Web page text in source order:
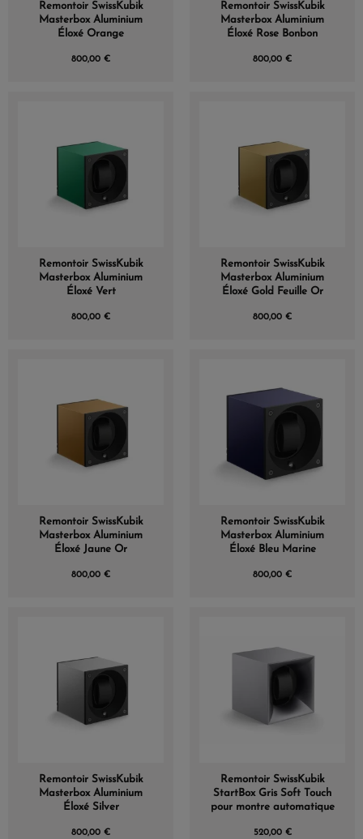
Remontoir SwissKubik
Masterbox Aluminium
Éloxé Orange
800,00 €
Remontoir SwissKubik
Masterbox Aluminium
Éloxé Rose Bonbon
800,00 €
Remontoir SwissKubik
Masterbox Aluminium
Éloxé Vert
800,00 €
Remontoir SwissKubik
Masterbox Aluminium
Éloxé Gold Feuille Or
800,00 €
Remontoir SwissKubik
Masterbox Aluminium
Éloxé Jaune Or
800,00 €
Remontoir SwissKubik
Masterbox Aluminium
Éloxé Bleu Marine
800,00 €
Remontoir SwissKubik
Masterbox Aluminium
Éloxé Silver
800,00 €
Remontoir SwissKubik
StartBox Gris Soft Touch
pour montre automatique
520,00 €